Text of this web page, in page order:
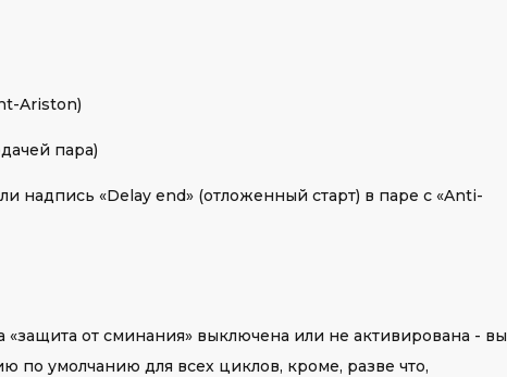
Ariston)
пара)
надпись «Delay end» (отложенный старт) в паре с «Anti-
от сминания» выключена или не активирована - вы
по умолчанию для всех циклов, кроме, разве что,